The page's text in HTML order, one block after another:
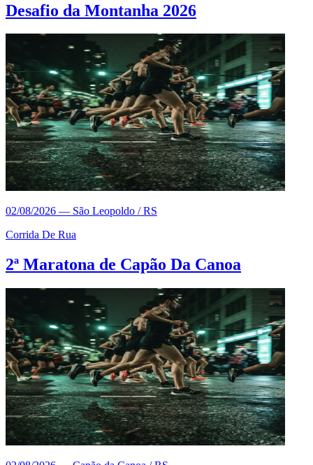
Desafio da Montanha 2026
02/08/2026 — São Leopoldo / RS
Corrida De Rua
2ª Maratona de Capão Da Canoa